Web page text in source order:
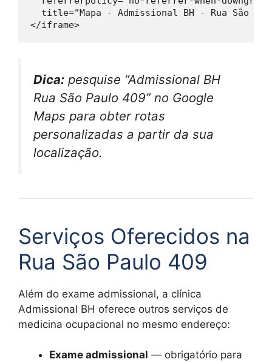
title="Mapa - Admissional BH - Rua São
Dica: pesquise “Admissional BH
Rua São Paulo 409” no Google
Maps para obter rotas
personalizadas a partir da sua
localização.
Serviços Oferecidos na
Rua São Paulo 409
Além do exame admissional, a clínica
Admissional BH oferece outros serviços de
medicina ocupacional no mesmo endereço:
Exame admissional — obrigatório para